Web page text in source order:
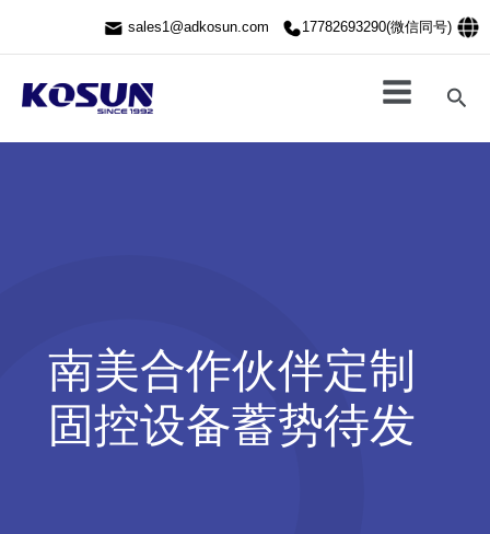
sales1@adkosun.com 17782693290(微信同号)
搜
索
南美合作伙伴定制
固控设备蓄势待发